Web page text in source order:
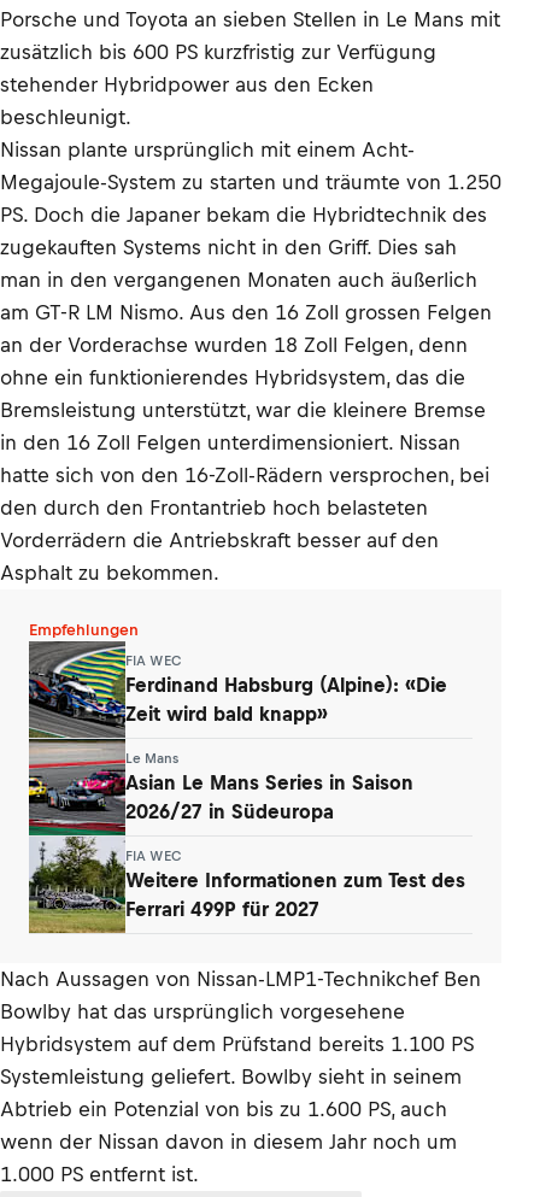
Porsche und Toyota an sieben Stellen in Le Mans mit
zusätzlich bis 600 PS kurzfristig zur Verfügung
stehender Hybridpower aus den Ecken
beschleunigt.
Nissan plante ursprünglich mit einem Acht-
Megajoule-System zu starten und träumte von 1.250
PS. Doch die Japaner bekam die Hybridtechnik des
zugekauften Systems nicht in den Griff. Dies sah
man in den vergangenen Monaten auch äußerlich
am GT-R LM Nismo. Aus den 16 Zoll grossen Felgen
an der Vorderachse wurden 18 Zoll Felgen, denn
ohne ein funktionierendes Hybridsystem, das die
Bremsleistung unterstützt, war die kleinere Bremse
in den 16 Zoll Felgen unterdimensioniert. Nissan
hatte sich von den 16-Zoll-Rädern versprochen, bei
den durch den Frontantrieb hoch belasteten
Vorderrädern die Antriebskraft besser auf den
Asphalt zu bekommen.
Empfehlungen
FIA WEC
Ferdinand Habsburg (Alpine): «Die
Zeit wird bald knapp»
Le Mans
Asian Le Mans Series in Saison
2026/27 in Südeuropa
FIA WEC
Weitere Informationen zum Test des
Ferrari 499P für 2027
Nach Aussagen von Nissan-LMP1-Technikchef Ben
Bowlby hat das ursprünglich vorgesehene
Hybridsystem auf dem Prüfstand bereits 1.100 PS
Systemleistung geliefert. Bowlby sieht in seinem
Abtrieb ein Potenzial von bis zu 1.600 PS, auch
wenn der Nissan davon in diesem Jahr noch um
1.000 PS entfernt ist.